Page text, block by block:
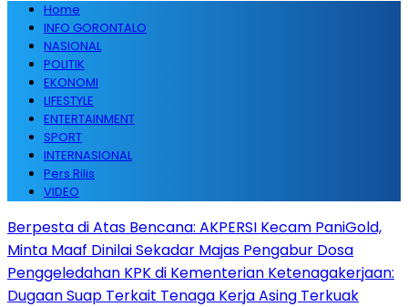
Home
INFO GORONTALO
NASIONAL
POLITIK
EKONOMI
LIFESTYLE
ENTERTAINMENT
SPORT
INTERNASIONAL
Pers Rilis
VIDEO
Berpesta di Atas Bencana: AKPERSI Kecam PaniGold,
Minta Maaf Dinilai Sekadar Majas Pengabur Dosa
Penggeledahan KPK di Kementerian Ketenagakerjaan:
Dugaan Suap Terkait Tenaga Kerja Asing Terkuak